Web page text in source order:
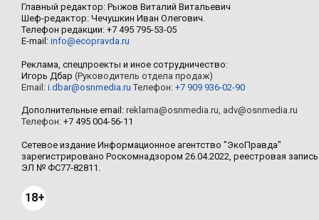
Главный редактор: Рыжов Виталий Витальевич
Шеф-редактор: Чечушкин Иван Олегович.
Телефон редакции: +7 495 795-53-05
E-mail: info@ecopravda.ru
Реклама, спецпроекты и иное сотрудничество:
Игорь Дбар (Руководитель отдела продаж)
Email: i.dbar@osnmedia.ru Телефон: +7 909 936-02-90
Дополнительные email: reklama@osnmedia.ru adv@osnmedia.ru
Телефон: +7 495 004-56-11
Сетевое издание Информационное агентство "ЭкоПравда"
зарегистрировано Роскомнадзором 26.04.2022, реестровая запись
ЭЛ № ФС77-82811.
18+